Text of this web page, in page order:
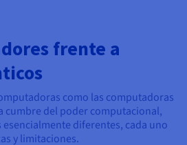
frente a
como las computadoras
cumbre del poder computacional,
diferentes, cada uno
y limitaciones.